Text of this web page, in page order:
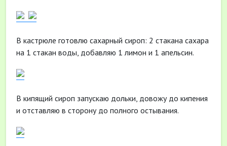
В кастрюле готовлю сахарный сироп: 2 стакана сахара
на 1 стакан воды, добавляю 1 лимон и 1 апельсин.
В кипящий сироп запускаю дольки, довожу до кипения
и отставляю в сторону до полного остывания.